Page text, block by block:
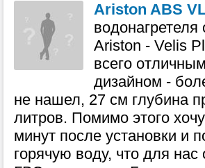
Ariston ABS
Ariston - Velis
всего
дизайном -
не нашел, 27 см глубина
литров. Помимо этого
минут после установки и
горячую воду, что для нас